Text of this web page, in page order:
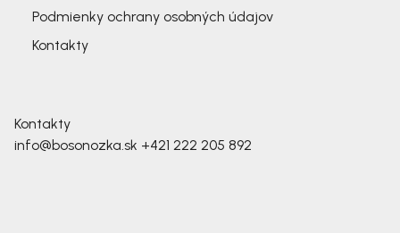
Podmienky ochrany osobných údajov
Kontakty
Kontakty
info@bosonozka.sk +421 222 205 892